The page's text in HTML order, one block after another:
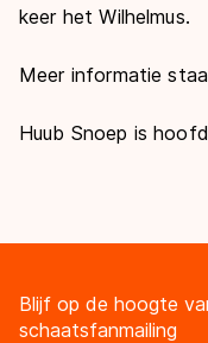
keer het Wilhelmus.
Meer informatie
Huub Snoep is
Blijf op de hoogte
schaatsfanmailing